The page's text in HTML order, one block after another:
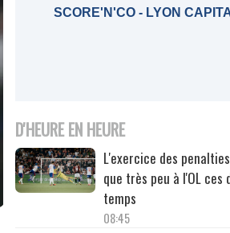
SCORE'N'CO - LYON
D'HEURE EN HEURE
L'exercice des
que très peu à l'OL ces
temps
08:45